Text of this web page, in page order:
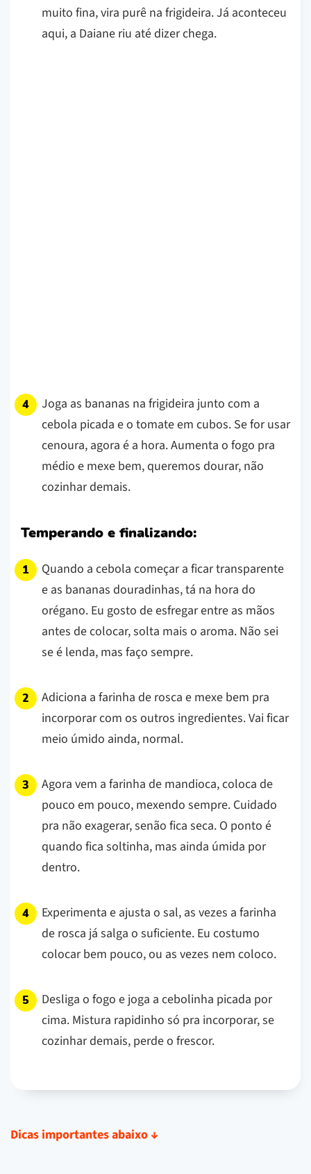
muito fina, vira purê na frigideira. Já aconteceu
aqui, a Daiane riu até dizer chega.
Joga as bananas na frigideira junto com a
cebola picada e o tomate em cubos. Se for usar
cenoura, agora é a hora. Aumenta o fogo pra
médio e mexe bem, queremos dourar, não
cozinhar demais.
Temperando e finalizando:
Quando a cebola começar a ficar transparente
e as bananas douradinhas, tá na hora do
orégano. Eu gosto de esfregar entre as mãos
antes de colocar, solta mais o aroma. Não sei
se é lenda, mas faço sempre.
Adiciona a farinha de rosca e mexe bem pra
incorporar com os outros ingredientes. Vai ficar
meio úmido ainda, normal.
Agora vem a farinha de mandioca, coloca de
pouco em pouco, mexendo sempre. Cuidado
pra não exagerar, senão fica seca. O ponto é
quando fica soltinha, mas ainda úmida por
dentro.
Experimenta e ajusta o sal, as vezes a farinha
de rosca já salga o suficiente. Eu costumo
colocar bem pouco, ou as vezes nem coloco.
Desliga o fogo e joga a cebolinha picada por
cima. Mistura rapidinho só pra incorporar, se
cozinhar demais, perde o frescor.
Dicas importantes abaixo ↓